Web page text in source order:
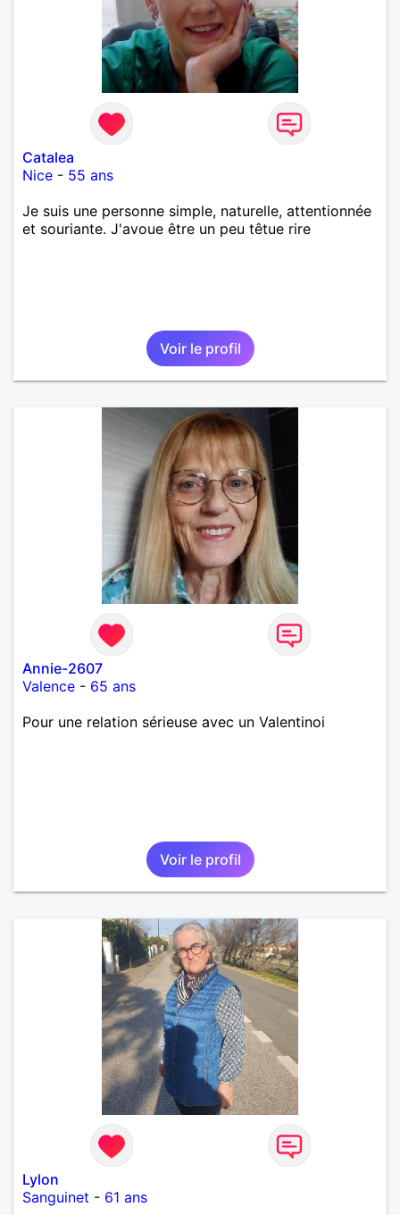
Catalea
Nice - 55 ans
Je suis une personne simple, naturelle, attentionnée
et souriante. J'avoue être un peu têtue rire
Voir le profil
Annie-2607
Valence - 65 ans
Pour une relation sérieuse avec un Valentinoi
Voir le profil
Lylon
Sanguinet - 61 ans